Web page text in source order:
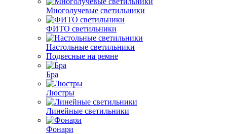
Многолучевые светильники
ФИТО светильники
Настольные светильники
Подвесные на ремне
Бра
Люстры
Линейные светильники
Фонари